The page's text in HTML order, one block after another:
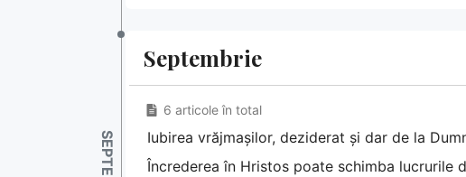
Septembrie
6 articole în total
Iubirea vrăjmașilor, deziderat și dar de la
Încrederea în Hristos poate schimba lucrurile